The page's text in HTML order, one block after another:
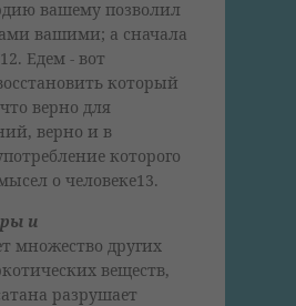
вашему позволил
вашими; а сначала
Едем - вот
который
верно для
верно и в
которого
о человеке13.
и
множество других
веществ,
разрушает